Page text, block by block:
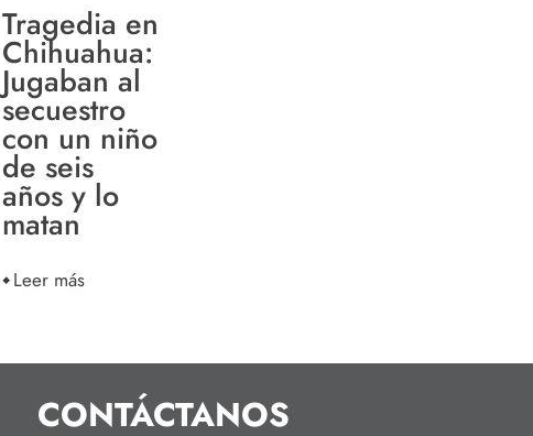
Tragedia en
Chihuahua:
Jugaban al
secuestro
con un niño
de seis
años y lo
matan
Leer más
CONTÁCTANOS